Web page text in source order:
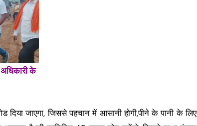
के
दिया जाएगा, जिससे पहचान में आसानी होगी,पीने के पानी के लिए